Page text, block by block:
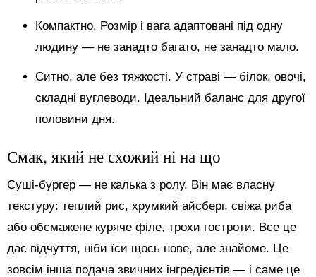
Компактно. Розмір і вага адаптовані під одну
людину — не занадто багато, не занадто мало.
Ситно, але без тяжкості. У страві — білок, овочі,
складні вуглеводи. Ідеальний баланс для другої
половини дня.
Смак, який не схожий ні на що
Суші-бургер — не калька з ролу. Він має власну
текстуру: теплий рис, хрумкий айсберг, свіжа риба
або обсмажене куряче філе, трохи гостроти. Все це
дає відчуття, ніби їси щось нове, але знайоме. Це
зовсім інша подача звичних інгредієнтів — і саме це